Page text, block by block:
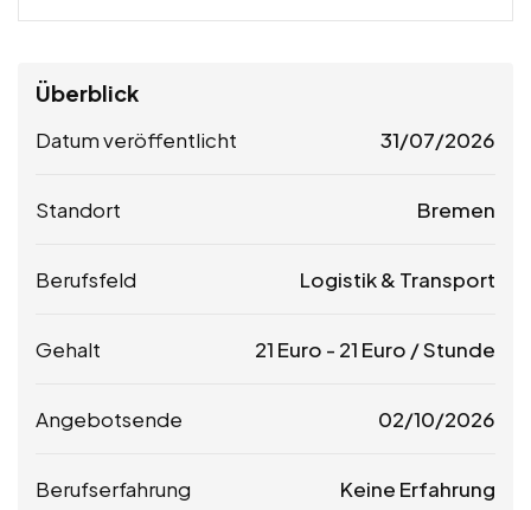
Überblick
Datum veröffentlicht 31/07/2026
Standort Bremen
Berufsfeld Logistik & Transport
Gehalt 21 Euro - 21 Euro / Stunde
Angebotsende 02/10/2026
Berufserfahrung Keine Erfahrung